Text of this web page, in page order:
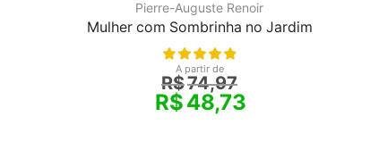
Pierre-Auguste Renoir
Mulher com Sombrinha no Jardim
A partir de
R$74,97
R$48,73